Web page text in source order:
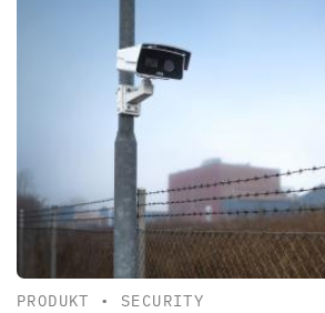
PRODUKT • SECURITY